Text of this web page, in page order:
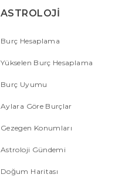
ASTROLOJİ
Burç Hesaplama
Yükselen Burç Hesaplama
Burç Uyumu
Aylara Göre Burçlar
Gezegen Konumları
Astroloji Gündemi
Doğum Haritası